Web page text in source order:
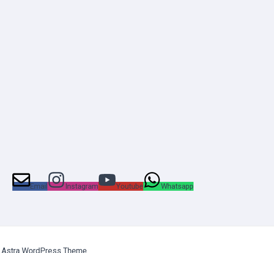
Email Instagram Youtube Whatsapp
Astra WordPress Theme